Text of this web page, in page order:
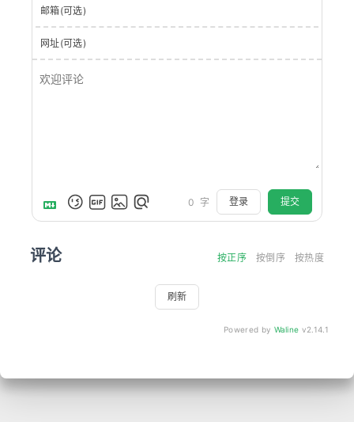
邮箱(可选)
网址(可选)
0 字 登录 提交
评论 按正序 按倒序 按热度
刷新
Powered by Waline v2.14.1